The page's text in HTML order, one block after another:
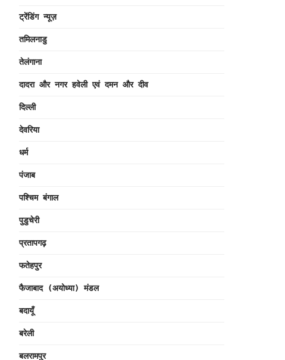
ट्रेंडिंग न्यूज़
तमिलनाडु
तेलंगाना
दादरा और नगर हवेली एवं दमन और दीव
दिल्ली
देवरिया
धर्म
पंजाब
पश्चिम बंगाल
पुडुचेरी
प्रतापगढ़
फतेहपुर
फैजाबाद (अयोध्या) मंडल
बदायूँ
बरेली
बलरामपुर